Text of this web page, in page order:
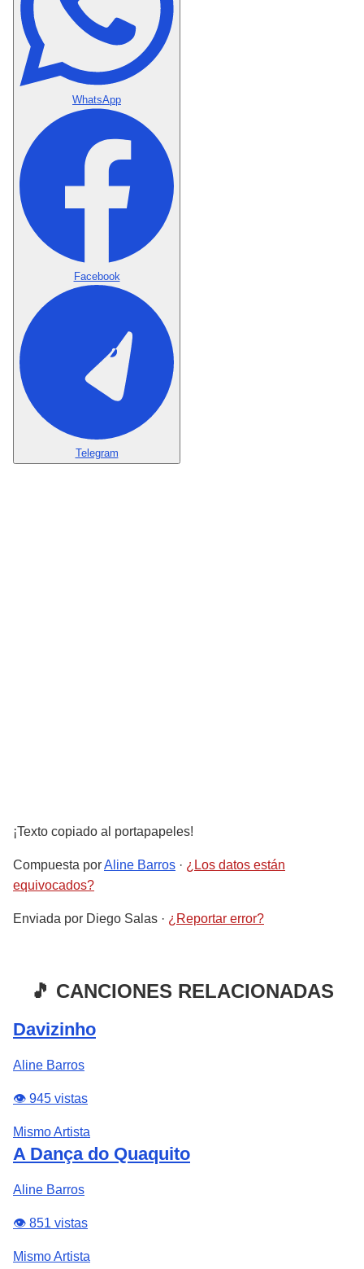
WhatsApp
Facebook
Telegram
¡Texto copiado al portapapeles!
Compuesta porAline Barros · ¿Los datos están
equivocados?
Enviada por Diego Salas · ¿Reportar error?
🎵 CANCIONES RELACIONADAS
Davizinho
Aline Barros
👁️ 945 vistas
Mismo Artista
A Dança do Quaquito
Aline Barros
👁️ 851 vistas
Mismo Artista